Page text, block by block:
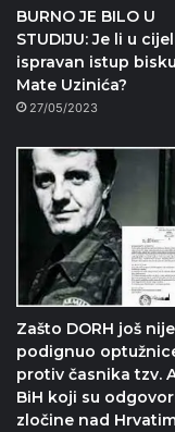
BURNO JE BILO U
STUDIJU: Je li u
ispravan istup
Mate Uzinića?
27/05/2023
Zašto DORH još nije
podignuo
protiv časnika tzv.
BiH koji su
zločine nad